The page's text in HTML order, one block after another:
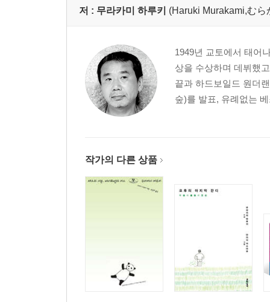
저 : 무라카미 하루키 (Haruki Murakami,む
1949년 교토에서 태어
상을 수상하며 데뷔했
끝과 하드보일드 원더
숲)를 발표, 유례없는
작가의 다른 상품